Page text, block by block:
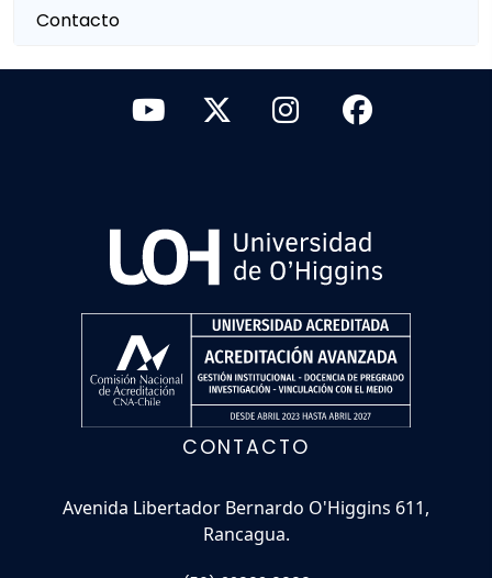
Contacto
CONTACTO
Avenida Libertador Bernardo O'Higgins 611,
Rancagua.